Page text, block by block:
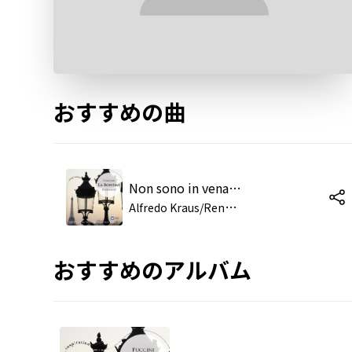
おすすめの曲
Non sono in vena. Chi è là! (Rodolfo/Mimi) (1998 Remastered Version)
A
lfredo Kraus/Renata Scotto/National Philharmonic Orchestra/James Levine
おすすめのアルバム